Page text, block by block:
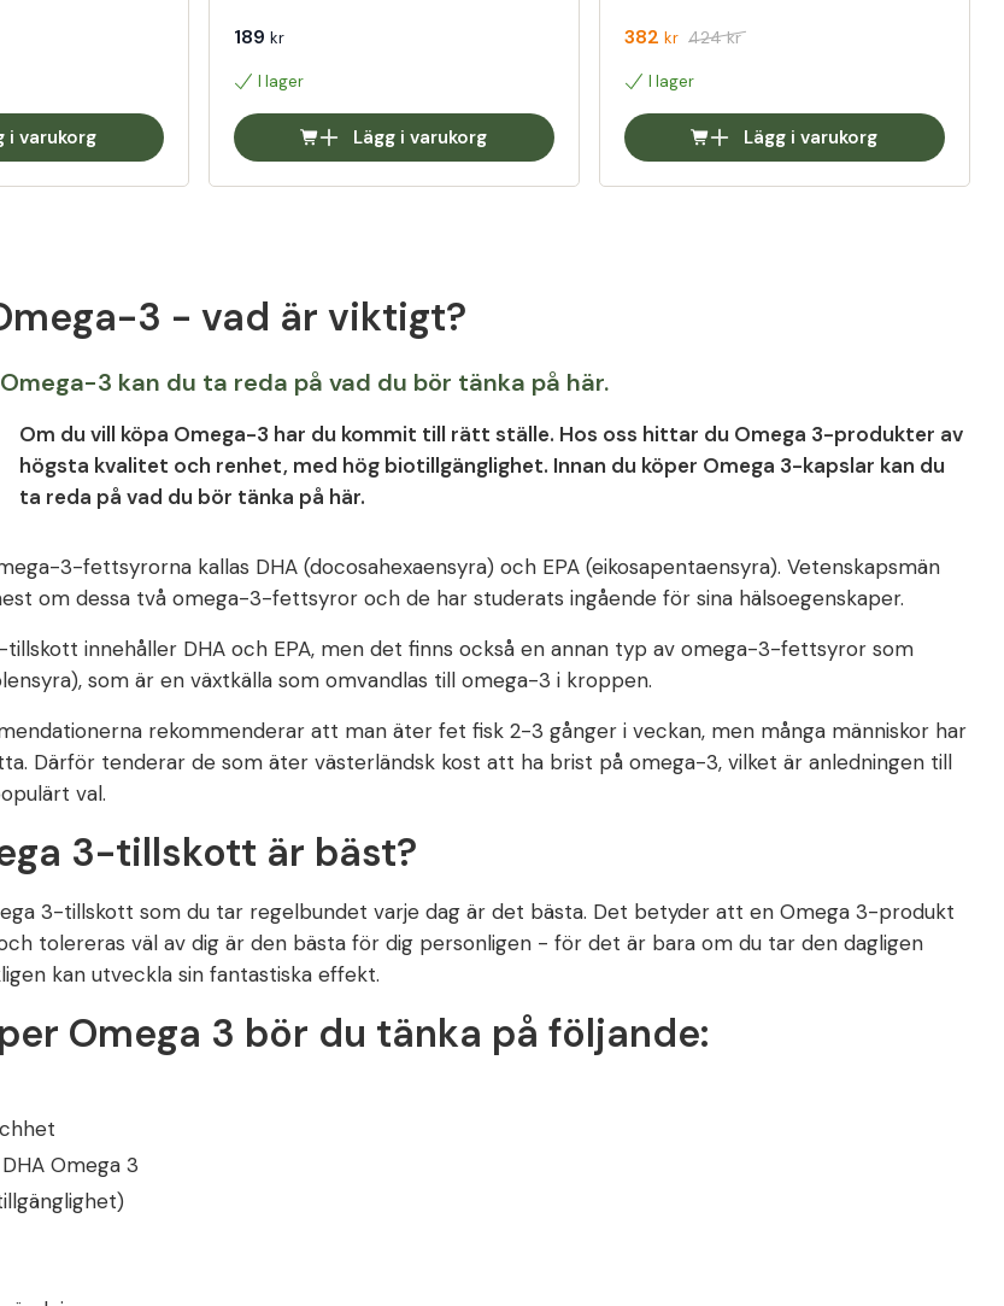
i varukorg
189 kr
I lager
Lägg i varukorg
382 kr 424kr
I lager
Lägg i varukorg
3 - vad är viktigt?
3 kan du ta reda på vad du bör tänka på här.
Om du vill köpa Omega-3 har du kommit till rätt ställe. Hos oss hittar du Omega 3-produkter av
högsta kvalitet och renhet, med hög biotillgänglighet. Innan du köper Omega 3-kapslar kan du
ta reda på vad du bör tänka på här.
3-fettsyrorna kallas DHA (docosahexaensyra) och EPA (eikosapentaensyra). Vetenskapsmän
om dessa två omega-3-fettsyror och de har studerats ingående för sina hälsoegenskaper.
innehåller DHA och EPA, men det finns också en annan typ av omega-3-fettsyror som
som är en växtkälla som omvandlas till omega-3 i kroppen.
rekommenderar att man äter fet fisk 2-3 gånger i veckan, men många människor har
Därför tenderar de som äter västerländsk kost att ha brist på omega-3, vilket är anledningen till
val.
3-tillskott är bäst?
3-tillskott som du tar regelbundet varje dag är det bästa. Det betyder att en Omega 3-produkt
tolereras väl av dig är den bästa för dig personligen - för det är bara om du tar den dagligen
kan utveckla sin fantastiska effekt.
Omega 3 bör du tänka på följande:
Omega 3